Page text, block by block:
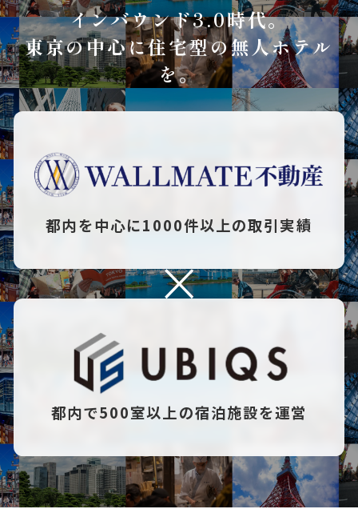
インバウンド3.0時代。
東京の中心に住宅型の無人ホテル
を。
都内を中心に1000件以上の取引実績
都内で500室以上の宿泊施設を運営